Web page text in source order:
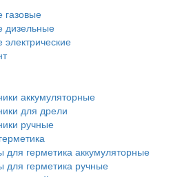
газовые
дизельные
аккумуляторные
для дрели
ручные
для герметика аккумуляторные
для герметика ручные